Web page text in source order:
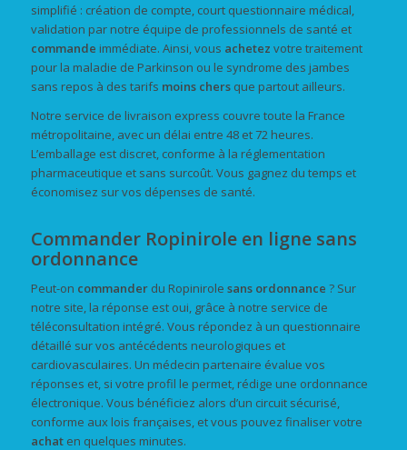
simplifié : création de compte, court questionnaire médical,
validation par notre équipe de professionnels de santé et
commande immédiate. Ainsi, vous achetez votre traitement
pour la maladie de Parkinson ou le syndrome des jambes
sans repos à des tarifs moins chersque partout ailleurs.
Notre service de livraison express couvre toute la France
métropolitaine, avec un délai entre 48 et 72 heures.
L’emballage est discret, conforme à la réglementation
pharmaceutique et sans surcoût. Vous gagnez du temps et
économisez sur vos dépenses de santé.
Commander Ropinirole en ligne sans
ordonnance
Peut-on commanderdu Ropinirole sans ordonnance ? Sur
notre site, la réponse est oui, grâce à notre service de
téléconsultation intégré. Vous répondez à un questionnaire
détaillé sur vos antécédents neurologiques et
cardiovasculaires. Un médecin partenaire évalue vos
réponses et, si votre profil le permet, rédige une ordonnance
électronique. Vous bénéficiez alors d’un circuit sécurisé,
conforme aux lois françaises, et vous pouvez finaliser votre
achaten quelques minutes.